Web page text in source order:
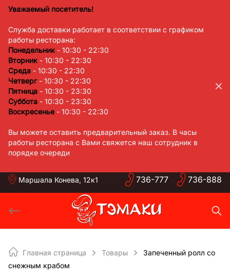
Уважаемый посетитель!
Служба доставки работает в соответствии с графиком
работы ресторана:
Понедельник - 10:30 - 22:30
Вторник - 10:30 - 22:30
Среда - 10:30 - 22:30
Четверг- 10:30 - 22:30
Пятница - 10:30 - 23:30
Суббота - 10:30 - 23:30
Воскресенье - 10:30 - 22:30
Вы можете оставить предварительный заказ. В часы
работы ресторана с Вами свяжется наш сотрудник в
порядке очереди
Skip
content
Маршала Конева, 12к1 736-777 736-888
Главная страница Товары
Запеченный ролл со
снежным крабом